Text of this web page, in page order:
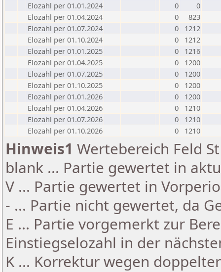
Elozahl per 01.01.2024
0
0
Elozahl per 01.04.2024
0
823
Elozahl per 01.07.2024
0
1212
Elozahl per 01.10.2024
0
1212
Elozahl per 01.01.2025
0
1216
Elozahl per 01.04.2025
0
1200
Elozahl per 01.07.2025
0
1200
Elozahl per 01.10.2025
0
1200
Elozahl per 01.01.2026
0
1200
Elozahl per 01.04.2026
0
1210
Elozahl per 01.07.2026
0
1210
Elozahl per 01.10.2026
0 1210
Hinweis1 Wertebereich Feld
blank ... Partie gewertet in
V ... Partie gewertet in
- ... Partie nicht gewertet, da
E ... Partie vorgemerkt zur
Einstiegselozahl in der
K ... Korrektur wegen